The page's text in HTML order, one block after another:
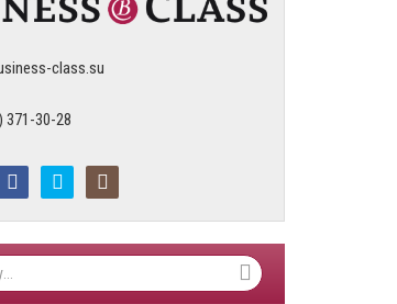
class.su
371-30-28